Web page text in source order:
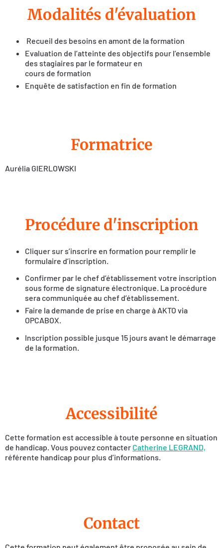
Modalités d'évaluation
Recueil des besoins en amont de la formation
Evaluation de l’atteinte des objectifs pour l’ensemble
des stagiaires par le formateur en
cours de formation
Enquête de satisfaction en fin de formation
Formatrice
Aurélia GIERLOWSKI
Procédure d'inscription
Cliquer sur s’inscrire en formation pour remplir le
formulaire d’inscription.
Confirmer par le chef d’établissement votre inscription
sous forme de signature électronique. La procédure
sera communiquée au chef d’établissement.
Faire la demande de prise en charge à AKTO via
OPCABOX.
Inscription possible jusque 15 jours avant le démarrage
de la formation.
Accessibilité
Cette formation est accessible à toute personne en situation
de handicap. Vous pouvez contacter Catherine LEGRAND,
référente handicap pour plus d’informations.
Contact